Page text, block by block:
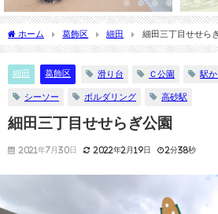
ホーム 葛飾区 細田 細田三丁目せせら
細田 葛飾区 滑り台 Ｃ公園 駅
シーソー ボルダリング 高砂駅
細田三丁目せせらぎ公園
2021年7月30日 2022年2月19日 2分38秒